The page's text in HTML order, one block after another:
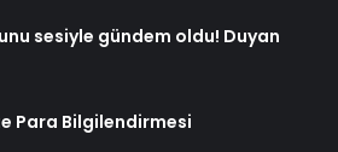
sesiyle gündem oldu! Duyan
Para Bilgilendirmesi